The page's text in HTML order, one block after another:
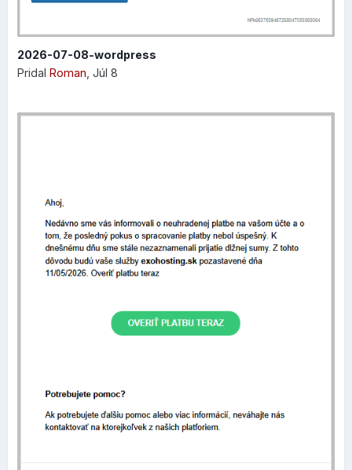
Výhodou je, že všetky zmeny, ktoré si zapisujete do
2026-07-08-wordpress
Pridal Roman Júl 8